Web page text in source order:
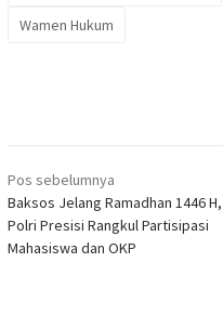
Wamen Hukum
Navigasi
pos
Pos sebelumnya
Baksos Jelang Ramadhan 1446 H,
Polri Presisi Rangkul Partisipasi
Mahasiswa dan OKP